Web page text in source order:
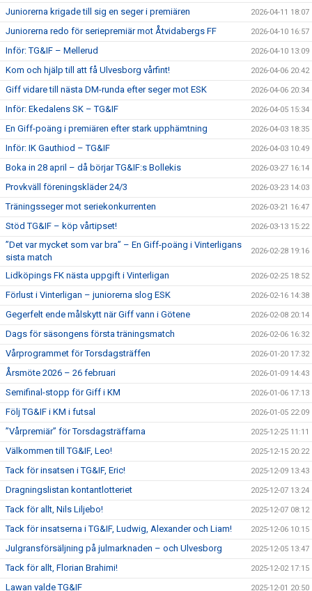
Juniorerna krigade till sig en seger i premiären 2026-04-11 18:07
Juniorerna redo för seriepremiär mot Åtvidabergs FF 2026-04-10 16:57
Inför: TG&IF – Mellerud 2026-04-10 13:09
Kom och hjälp till att få Ulvesborg vårfint! 2026-04-06 20:42
Giff vidare till nästa DM-runda efter seger mot ESK 2026-04-06 20:34
Inför: Ekedalens SK – TG&IF 2026-04-05 15:34
En Giff-poäng i premiären efter stark upphämtning 2026-04-03 18:35
Inför: IK Gauthiod – TG&IF 2026-04-03 10:49
Boka in 28 april – då börjar TG&IF:s Bollekis 2026-03-27 16:14
Provkväll föreningskläder 24/3 2026-03-23 14:03
Träningsseger mot seriekonkurrenten 2026-03-21 16:47
Stöd TG&IF – köp vårtipset! 2026-03-13 15:22
”Det var mycket som var bra” – En Giff-poäng i Vinterligans
sista match
2026-02-28 19:16
Lidköpings FK nästa uppgift i Vinterligan 2026-02-25 18:52
Förlust i Vinterligan – juniorerna slog ESK 2026-02-16 14:38
Gegerfelt ende målskytt när Giff vann i Götene 2026-02-08 20:14
Dags för säsongens första träningsmatch 2026-02-06 16:32
Vårprogrammet för Torsdagsträffen 2026-01-20 17:32
Årsmöte 2026 – 26 februari 2026-01-09 14:43
Semifinal-stopp för Giff i KM 2026-01-06 17:13
Följ TG&IF i KM i futsal 2026-01-05 22:09
”Vårpremiär” för Torsdagsträffarna 2025-12-25 11:11
Välkommen till TG&IF, Leo! 2025-12-15 20:22
Tack för insatsen i TG&IF, Eric! 2025-12-09 13:43
Dragningslistan kontantlotteriet 2025-12-07 13:24
Tack för allt, Nils Liljebo! 2025-12-07 08:12
Tack för insatserna i TG&IF, Ludwig, Alexander och Liam! 2025-12-06 10:15
Julgransförsäljning på julmarknaden – och Ulvesborg 2025-12-05 13:47
Tack för allt, Florian Brahimi! 2025-12-02 17:15
Lawan valde TG&IF 2025-12-01 20:50